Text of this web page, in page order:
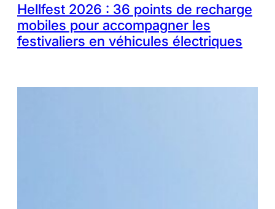
Hellfest 2026 : 36 points de recharge
mobiles pour accompagner les
festivaliers en véhicules électriques